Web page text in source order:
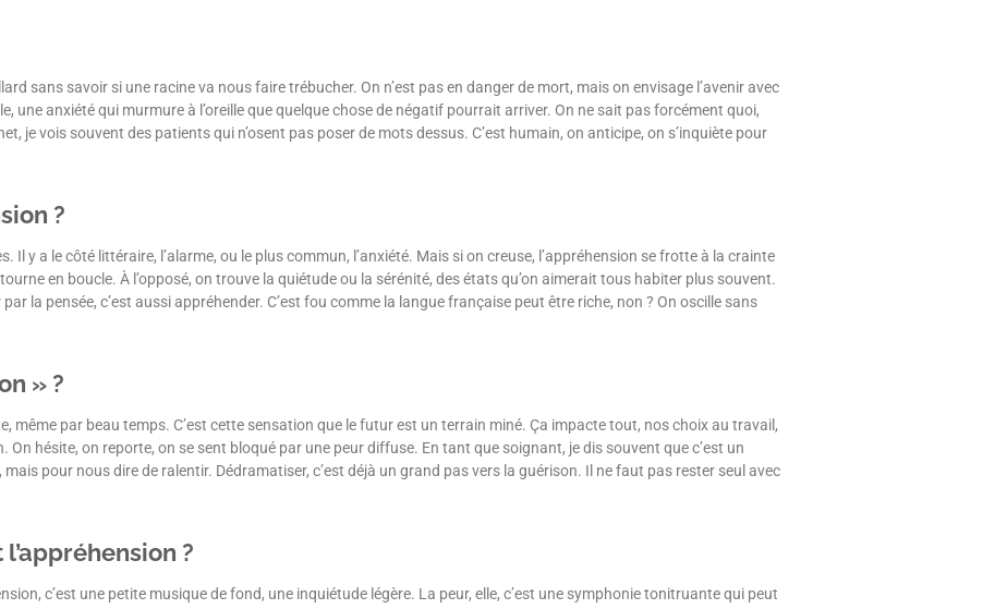
sans savoir si une racine va nous faire trébucher. On n’est pas en danger de mort, mais on envisage l’avenir avec
une anxiété qui murmure à l’oreille que quelque chose de négatif pourrait arriver. On ne sait pas forcément quoi,
je vois souvent des patients qui n’osent pas poser de mots dessus. C’est humain, on anticipe, on s’inquiète pour
?
y a le côté littéraire, l’alarme, ou le plus commun, l’anxiété. Mais si on creuse, l’appréhension se frotte à la crainte
en boucle. À l’opposé, on trouve la quiétude ou la sérénité, des états qu’on aimerait tous habiter plus souvent.
la pensée, c’est aussi appréhender. C’est fou comme la langue française peut être riche, non ? On oscille sans
» ?
même par beau temps. C’est cette sensation que le futur est un terrain miné. Ça impacte tout, nos choix au travail,
hésite, on reporte, on se sent bloqué par une peur diffuse. En tant que soignant, je dis souvent que c’est un
pour nous dire de ralentir. Dédramatiser, c’est déjà un grand pas vers la guérison. Il ne faut pas rester seul avec
?
c’est une petite musique de fond, une inquiétude légère. La peur, elle, c’est une symphonie tonitruante qui peut